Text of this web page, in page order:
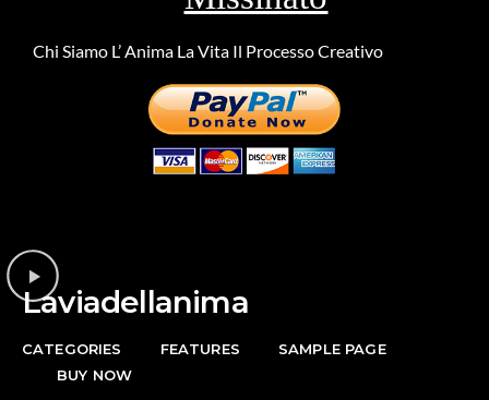
Chi Siamo L’ Anima La Vita Il Processo Creativo
Laviadellanima
CATEGORIES FEATURES
SAMPLE PAGE
BUY NOW